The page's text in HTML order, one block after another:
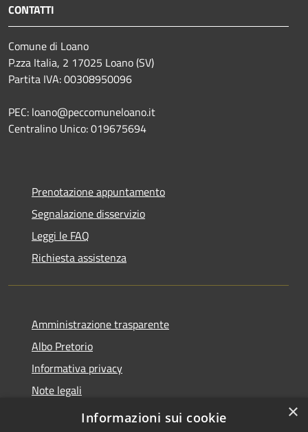
CONTATTI
Comune di Loano
P.zza Italia, 2 17025 Loano (SV)
Partita IVA: 00308950096
PEC: loano@peccomuneloano.it
Centralino Unico: 019675694
Prenotazione appuntamento
Segnalazione disservizio
Leggi le FAQ
Richiesta assistenza
Amministrazione trasparente
Albo Pretorio
Informativa privacy
Note legali
Dichiarazione di accessibilità
×
Informazioni sui cookie